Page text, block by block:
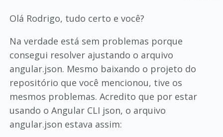
Olá Rodrigo, tudo certo e você?
Na verdade está sem problemas porque
consegui resolver ajustando o arquivo
angular.json. Mesmo baixando o projeto do
repositório que você mencionou, tive os
mesmos problemas. Acredito que por estar
usando o Angular CLI json, o arquivo
angular.json estava assim: